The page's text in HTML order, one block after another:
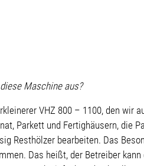
Maschine aus?
VHZ 800 – 1100, den wir
Parkett und Fertighäusern, die
Resthölzer bearbeiten. Das
Das heißt, der Betreiber